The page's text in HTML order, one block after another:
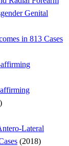
Genital
in 813 Cases
Lateral
(2018)